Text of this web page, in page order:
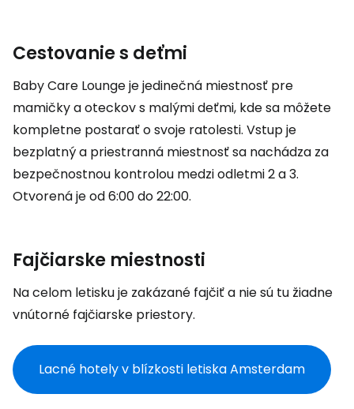
Cestovanie s deťmi
Baby Care Lounge je jedinečná miestnosť pre
mamičky a oteckov s malými deťmi, kde sa môžete
kompletne postarať o svoje ratolesti. Vstup je
bezplatný a priestranná miestnosť sa nachádza za
bezpečnostnou kontrolou medzi odletmi 2 a 3.
Otvorená je od 6:00 do 22:00.
Fajčiarske miestnosti
Na celom letisku je zakázané fajčiť a nie sú tu žiadne
vnútorné fajčiarske priestory.
Lacné hotely v blízkosti letiska Amsterdam